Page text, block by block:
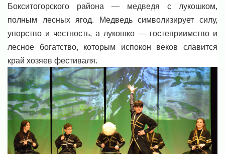
Бокситогорского района — медведя с лукошком,
полным лесных ягод. Медведь символизирует силу,
упорство и честность, а лукошко — гостеприимство и
лесное богатство, которым испокон веков славится
край хозяев фестиваля.